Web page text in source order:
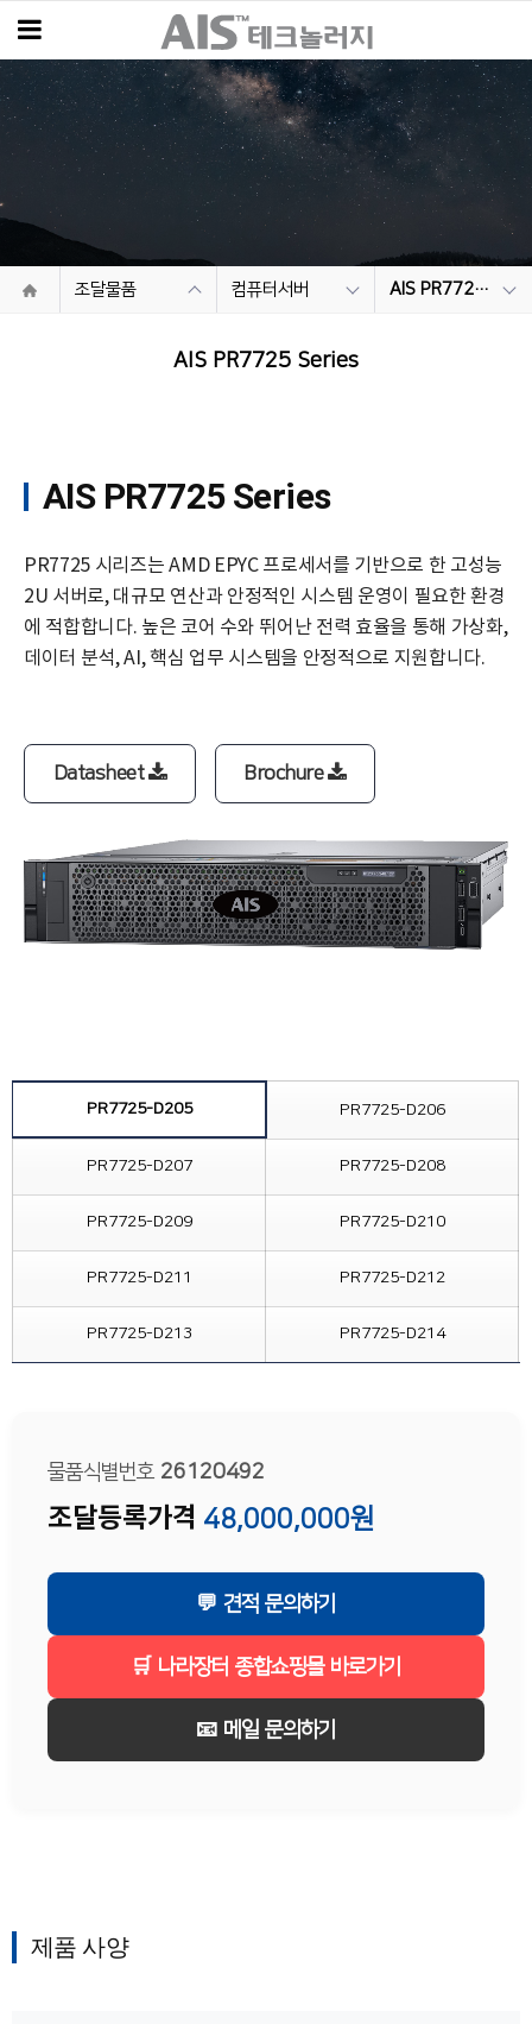
조달물품 컴퓨터서버 AIS PR7725 Series
AIS PR7725 Series
AIS PR7725 Series
PR7725 시리즈는 AMD EPYC 프로세서를 기반으로 한 고성능
2U 서버로, 대규모 연산과 안정적인 시스템 운영이 필요한 환경
에 적합합니다. 높은 코어 수와 뛰어난 전력 효율을 통해 가상화,
데이터 분석, AI, 핵심 업무 시스템을 안정적으로 지원합니다.
Datasheet Brochure
PR7725-D205 PR7725-D206
PR7725-D207 PR7725-D208
PR7725-D209 PR7725-D210
PR7725-D211 PR7725-D212
PR7725-D213 PR7725-D214
물품식별번호 26120492
조달등록가격 48,000,000원
💬 견적 문의하기
🛒 나라장터 종합쇼핑몰 바로가기
📧 메일 문의하기
제품 사양